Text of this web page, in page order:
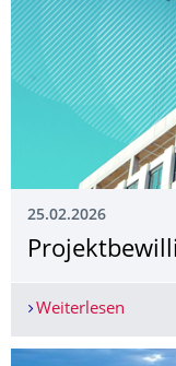
25.02.2026
Weiterlesen